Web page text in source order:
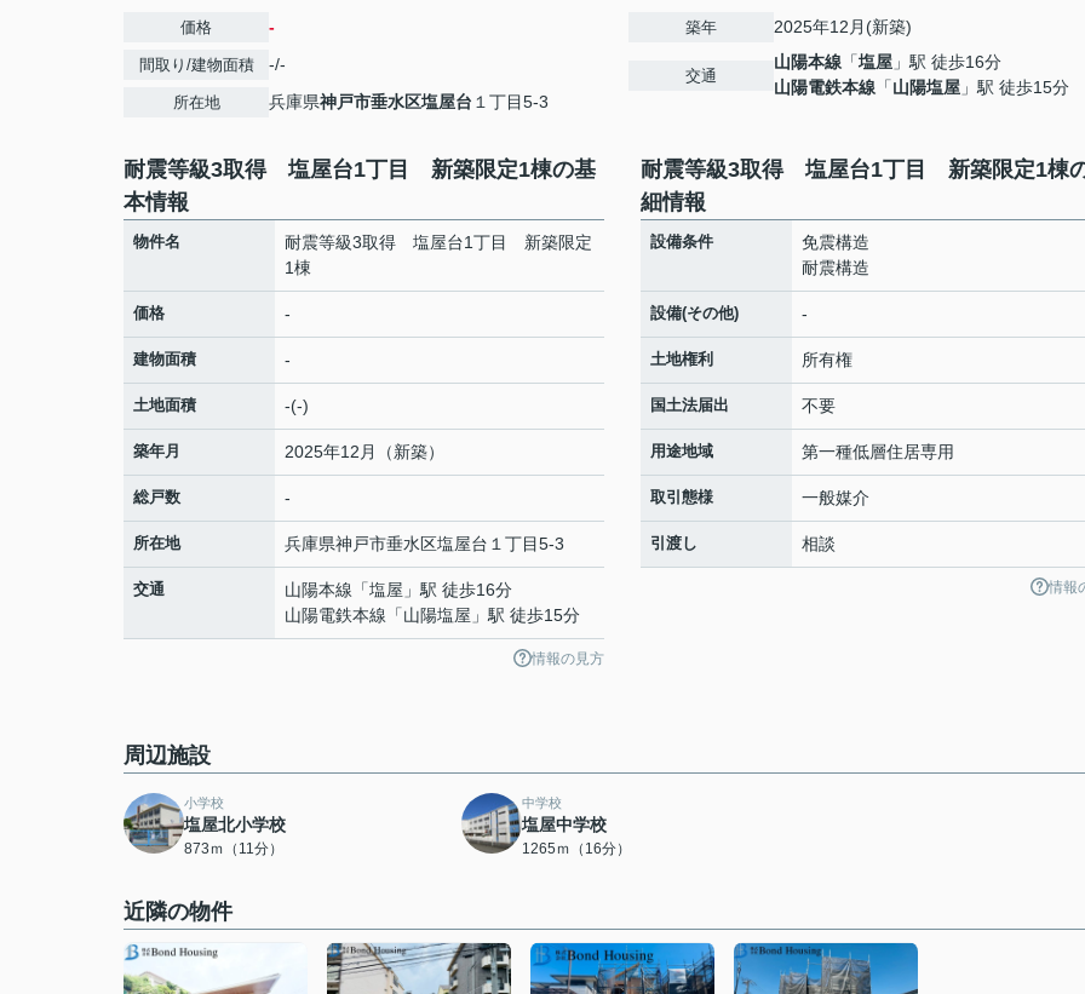
価格 -
間取り/建物面積 -/-
所在地 兵庫県神戸市垂水区塩屋台 １丁目5-3
築年 2025年12月(新築)
交通
山陽本線 「塩屋 」駅 徒歩16分
山陽電鉄本線 「山陽塩屋 」駅 徒歩15分
耐震等級3取得 塩屋台1丁目 新築限定1棟の基
本情報
物件名
耐震等級3取得 塩屋台1丁目 新築限定
1棟
価格 -
建物面積 -
土地面積 -(-)
築年月 2025年12月（新築）
総戸数 -
所在地 兵庫県神戸市垂水区塩屋台 １丁目5-3
交通 山陽本線 「塩屋 」駅 徒歩16分
山陽電鉄本線 「山陽塩屋 」駅 徒歩15分
情報の見方
耐震等級3取得 塩屋台1丁目 新築限定1棟
細情報
設備条件
免震構造
耐震構造
設備(その他) -
土地権利 所有権
国土法届出 不要
用途地域 第一種低層住居専用
取引態様 一般媒介
引渡し 相談
情報
周辺施設
小学校
塩屋北小学校
873ｍ（11分）
中学校
塩屋中学校
1265ｍ（16分）
近隣の物件